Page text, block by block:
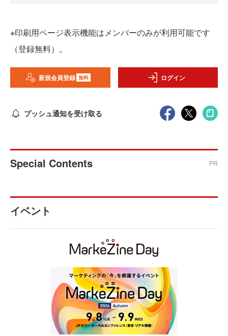
※印刷用ページ表示機能はメンバーのみが利用可能です
（登録無料）。
新規会員登録 無料 ログイン
プッシュ通知を受け取る
Special Contents PR
イベント